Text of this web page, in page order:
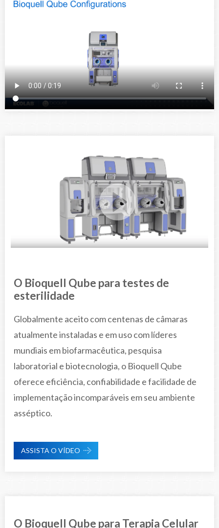
O Bioquell Qube para testes de
esterilidade
Globalmente aceito com centenas de câmaras
atualmente instaladas e em uso com líderes
mundiais em biofarmacêutica, pesquisa
laboratorial e biotecnologia, o Bioquell Qube
oferece eficiência, confiabilidade e facilidade de
implementação incomparáveis em seu ambiente
asséptico.
ASSISTA O VÍDEO
O Bioquell Qube para Terapia Celular